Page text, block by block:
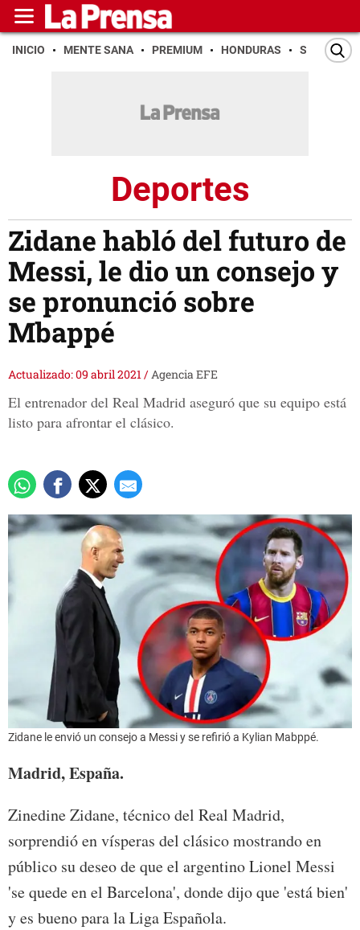
INICIO MENTE SANA PREMIUM HONDURAS SAN PEDRO
Deportes
Zidane habló del futuro de
Messi, le dio un consejo y
se pronunció sobre
Mbappé
Actualizado: 09 abril 2021/Agencia EFE
El entrenador del Real Madrid aseguró que su equipo está
listo para afrontar el clásico.
Zidane le envió un consejo a Messi y se refirió a Kylian Mabppé.
Madrid, España.
Zinedine Zidane, técnico del Real Madrid,
sorprendió en vísperas del clásico mostrando en
público su deseo de que el argentino Lionel Messi
'se quede en el Barcelona', donde dijo que 'está bien'
y es bueno para la Liga Española.